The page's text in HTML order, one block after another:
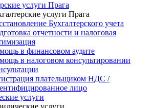
услуги Прага
услуги Прага
Бухгалтерского учета
отчетности и налоговая
в финансовом аудите
в налоговом консультировании
плательщиком НДС /
лицо
услуги